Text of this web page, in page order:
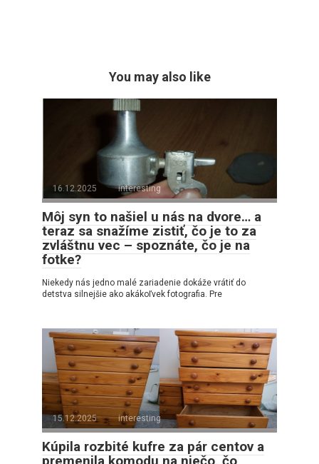
You may also like
16.12.2025 interesting
Môj syn to našiel u nás na dvore… a
teraz sa snažíme zistiť, čo je to za
zvláštnu vec – spoznáte, čo je na
fotke?
Niekedy nás jedno malé zariadenie dokáže vrátiť do
detstva silnejšie ako akákoľvek fotografia. Pre
15.12.2025 interesting
Kúpila rozbité kufre za pár centov a